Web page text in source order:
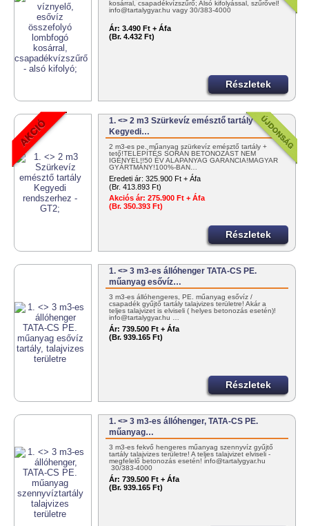
kosárral, csapadékvízszűrő; Alsó kifolyással, szűrővel!
info@tartalygyar.hu vagy 30/383-4000
Ár: 3.490 Ft + Áfa
(Br. 4.432 Ft)
Részletek
1. <> 2 m3 Szürkevíz emésztő tartály
Kegyedi…
2 m3-es pe. műanyag szürkevíz emésztő tartály +
tető!TELEPÍTÉS SORÁN BETONOZÁST NEM
IGÉNYEL!!50 ÉV ALAPANYAG GARANCIA!MAGYAR
GYÁRTMÁNY!100%-BAN…
Eredeti ár: 325.900 Ft + Áfa
(Br. 413.893 Ft)
Akciós ár: 275.900 Ft + Áfa
(Br. 350.393 Ft)
Részletek
1. <> 3 m3-es állóhenger TATA-CS PE.
műanyag esővíz…
3 m3-es állóhengeres, PE. műanyag esővíz /
csapadék gyűjtő tartály talajvizes területre! Akár a
teljes talajvizet is elviseli ( helyes betonozás esetén)!
info@tartalygyar.hu …
Ár: 739.500 Ft + Áfa
(Br. 939.165 Ft)
Részletek
1. <> 3 m3-es állóhenger, TATA-CS PE.
műanyag…
3 m3-es fekvő hengeres műanyag szennyvíz gyűjtő
tartály talajvizes területre! A teljes talajvizet elviseli -
megfelelő betonozás esetén! info@tartalygyar.hu
30/383-4000
Ár: 739.500 Ft + Áfa
(Br. 939.165 Ft)